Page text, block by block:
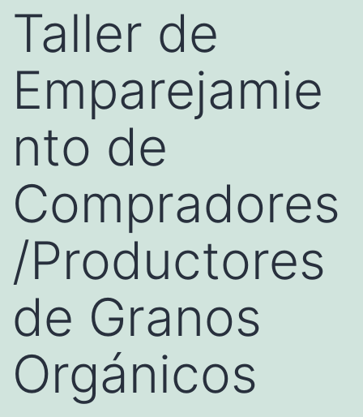
Taller de
Emparejamie
nto de
Compradores
/Productores
de Granos
Orgánicos